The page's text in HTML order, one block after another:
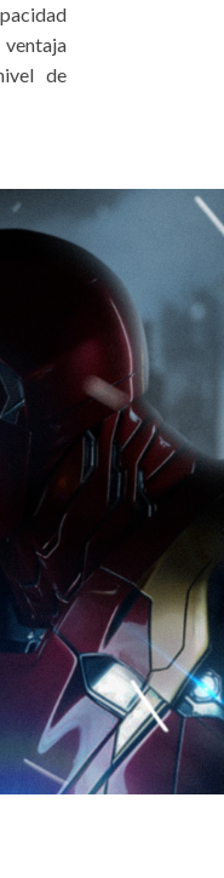
de